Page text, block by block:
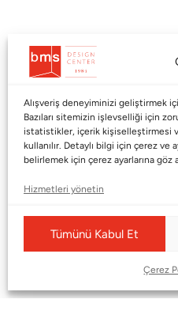
Alışveriş deneyiminizi geliştirmek
Bazıları sitemizin işlevselliği için
istatistikler, içerik kişiselleştirmesi
kullanılır. Detaylı bilgi için çerez
belirlemek için çerez ayarlarına göz
Hizmetleri yönetin
Tümünü Kabul Et
Çerez
Kurumsal
Shop
Blog